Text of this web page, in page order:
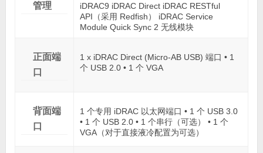
管理
iDRAC9 iDRAC Direct iDRAC RESTful
API（采用 Redfish） iDRAC Service
Module Quick Sync 2 无线模块
正面端
口
1 x iDRAC Direct (Micro-AB USB) 端口 • 1
个 USB 2.0 • 1 个 VGA
背面端
口
1 个专用 iDRAC 以太网端口 • 1 个 USB 3.0
• 1 个 USB 2.0 • 1 个串行（可选） • 1 个
VGA（对于直接液冷配置为可选）